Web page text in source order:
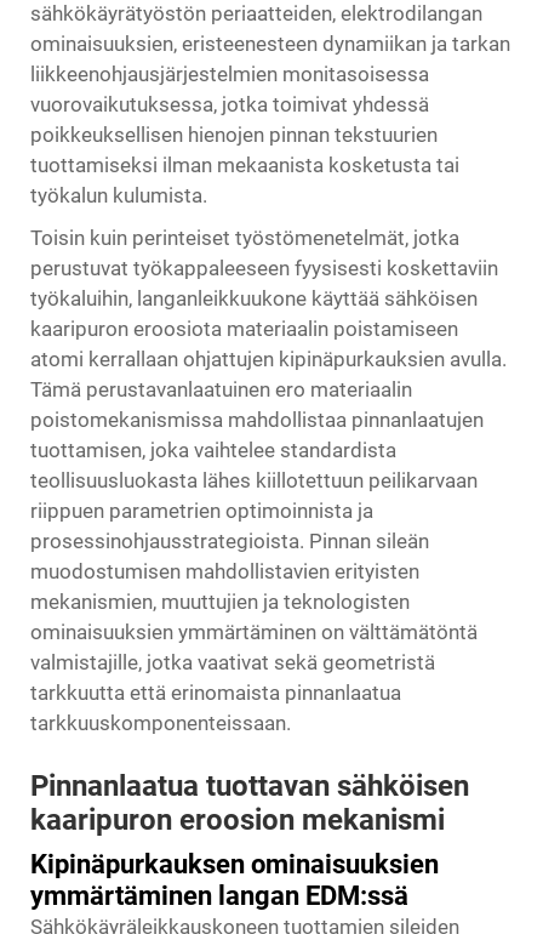
sähkökäyrätyöstön periaatteiden, elektrodilangan
ominaisuuksien, eristeenesteen dynamiikan ja tarkan
liikkeenohjausjärjestelmien monitasoisessa
vuorovaikutuksessa, jotka toimivat yhdessä
poikkeuksellisen hienojen pinnan tekstuurien
tuottamiseksi ilman mekaanista kosketusta tai
työkalun kulumista.
Toisin kuin perinteiset työstömenetelmät, jotka
perustuvat työkappaleeseen fyysisesti koskettaviin
työkaluihin, langanleikkuukone käyttää sähköisen
kaaripuron eroosiota materiaalin poistamiseen
atomi kerrallaan ohjattujen kipinäpurkauksien avulla.
Tämä perustavanlaatuinen ero materiaalin
poistomekanismissa mahdollistaa pinnanlaatujen
tuottamisen, joka vaihtelee standardista
teollisuusluokasta lähes kiillotettuun peilikarvaan
riippuen parametrien optimoinnista ja
prosessinohjausstrategioista. Pinnan sileän
muodostumisen mahdollistavien erityisten
mekanismien, muuttujien ja teknologisten
ominaisuuksien ymmärtäminen on välttämätöntä
valmistajille, jotka vaativat sekä geometristä
tarkkuutta että erinomaista pinnanlaatua
tarkkuuskomponenteissaan.
Pinnanlaatua tuottavan sähköisen
kaaripuron eroosion mekanismi
Kipinäpurkauksen ominaisuuksien
ymmärtäminen langan EDM:ssä
Sähkökäyräleikkauskoneen tuottamien sileiden